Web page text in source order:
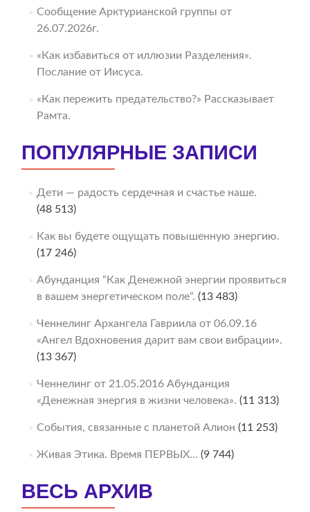
Сообщение Арктурианской группы от
26.07.2026г.
«Как избавиться от иллюзии Разделения».
Послание от Иисуса.
«Как пережить предательство?» Рассказывает
Рамта.
ПОПУЛЯРНЫЕ ЗАПИСИ
Дети — радость сердечная и счастье наше.
(48 513)
Как вы будете ощущать повышенную энергию.
(17 246)
Абунданция “Как Денежной энергии проявиться
в вашем энергетическом поле“. (13 483)
Ченнелинг Архангела Гавриила от 06.09.16
«Ангел Вдохновения дарит вам свои вибрации».
(13 367)
Ченнелинг от 21.05.2016 Абунданция
«Денежная энергия в жизни человека». (11 313)
События, связанные с планетой Алион (11 253)
Живая Этика. Время ПЕРВЫХ… (9 744)
ВЕСЬ АРХИВ